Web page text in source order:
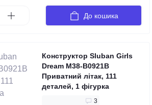
До кошика
Конструктор Sluban Girls
Dream M38-B0921B
Приватний літак, 111
деталей, 1 фігурка
3